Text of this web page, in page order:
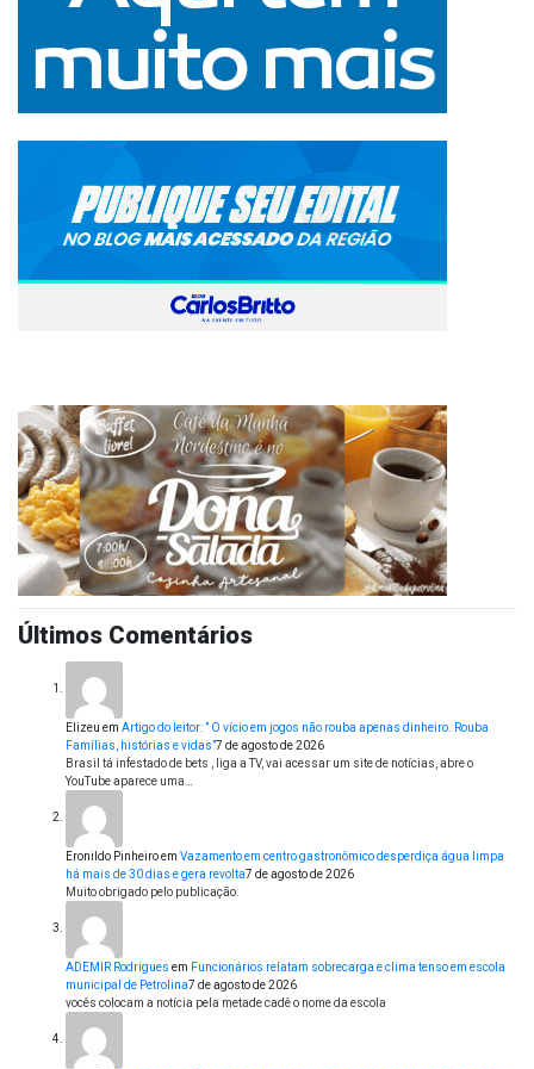
Últimos Comentários
Elizeu em Artigo do leitor: ” O vício em jogos não rouba apenas dinheiro. Rouba
Famílias, histórias e vidas”7 de agosto de 2026
Brasil tá infestado de bets , liga a TV, vai acessar um site de notícias, abre o
YouTube aparece uma…
Eronildo Pinheiroem Vazamento em centro gastronômico desperdiça água limpa
há mais de 30 dias e gera revolta7 de agosto de 2026
Muito obrigado pelo publicação.
ADEMIR Rodrigues em Funcionários relatam sobrecarga e clima tenso em escola
municipal de Petrolina7 de agosto de 2026
vocês colocam a notícia pela metade cadê o nome da escola